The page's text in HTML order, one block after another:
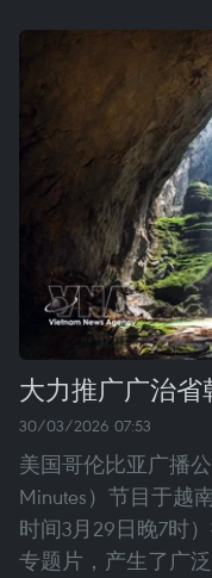
大力推广广治
30/03/2026 07:53
美国哥伦比亚广播
Minutes）节目于越
时间3月29日晚7时
专题片，产生了广